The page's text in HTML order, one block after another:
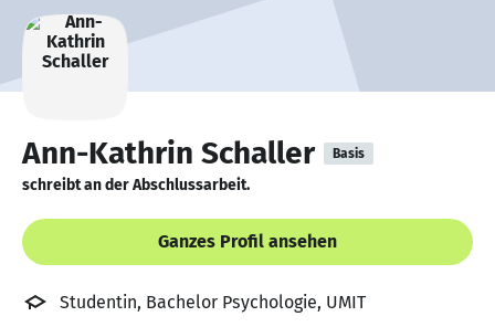
Ann-Kathrin Schaller Basis
schreibt an der Abschlussarbeit.
Ganzes Profil ansehen
Studentin, Bachelor Psychologie, UMIT